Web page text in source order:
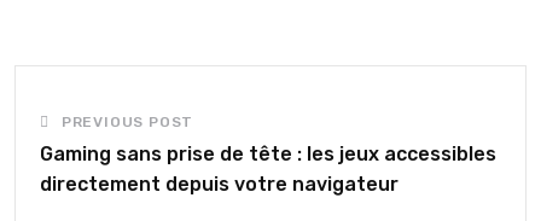
PREVIOUS POST
Gaming sans prise de tête : les jeux accessibles
directement depuis votre navigateur